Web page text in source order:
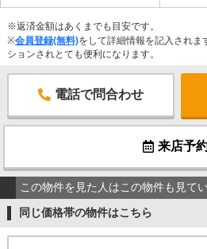
※返済金額はあくまでも目安です。
※会員登録(無料)をして詳細情報を記入されま
ションされとても便利になります。
電話で問合わせ
来店予
この物件を見た人はこの物件も見て
同じ価格帯の物件はこちら